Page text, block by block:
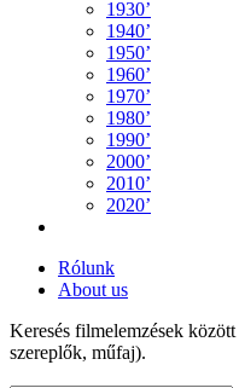
1930’
1940’
1950’
1960’
1970’
1980’
1990’
2000’
2010’
2020’
Rólunk
About us
Keresés filmelemzések
szereplők, műfaj).